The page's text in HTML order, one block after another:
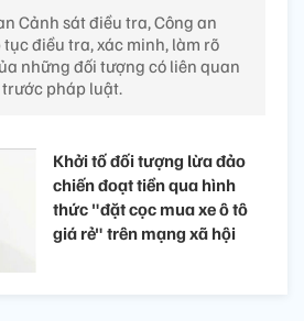
Cảnh sát điều tra, Công an
điều tra, xác minh, làm rõ
những đối tượng có liên quan
trước pháp luật.
Khởi tố đối tượng lừa đảo
chiến đoạt tiền qua hình
thức "đặt cọc mua xe ô tô
giá rẻ" trên mạng xã hội